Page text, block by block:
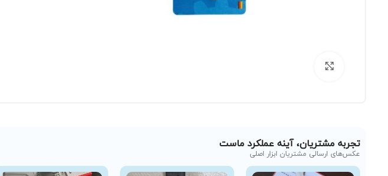
تجربه مشتریان، آینه عملکرد ماست
عکس‌های ارسالی مشتریان ابزار اصلی